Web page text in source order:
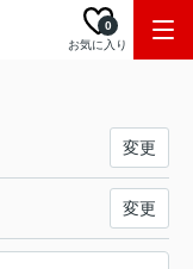
お気に入り
0
変更
変更